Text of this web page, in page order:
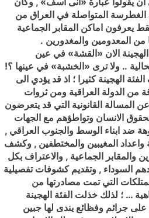
المتواصلة في العراق من
يعرفون اماكن المقابر الجماعية
المعدومين والمغدورين .
الان «القشة» في عين
.. ولا ترى «الخشبة» في عينها ؟!
الهجينة كثيرا ؛ اذ قد يؤدي الى
الدولة العراقية ومن ثروات
المسالة القانونية التي قد يتعرضون
الانسان وتواطؤهم مع الجهات
ضد ابناء الوسط والجنوب العراقي ,
المغيبين والمختطفين , وكشف
الجماعية , والاعتراف بكل
السوداء , وتقديم كشوفات تفصيلية
التي تمت مصادرتها من
… ؛ لذلك خذلت الفئة الهجينة
جرائم وفظائع يندى لها جبين